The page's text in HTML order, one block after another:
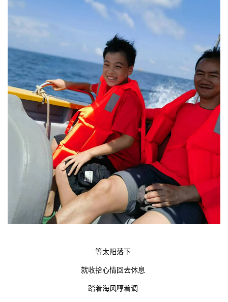
等太阳落下
就收拾心情回去休息
踏着海风哼着调